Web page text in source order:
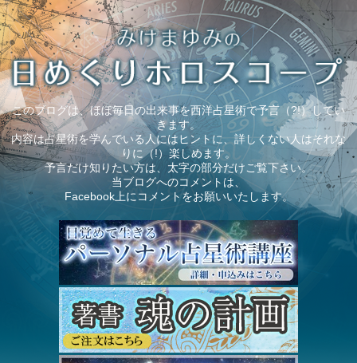
このブログは、ほぼ毎日の出来事を西洋占星術で予言（?!）してい
きます。
内容は占星術を学んでいる人にはヒントに、詳しくない人はそれな
りに（!）楽しめます。
予言だけ知りたい方は、太字の部分だけご覧下さい。
当ブログへのコメントは、
Facebook上にコメントをお願いいたします。